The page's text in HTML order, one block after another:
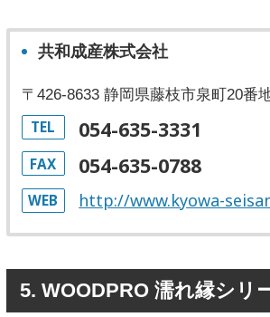
共和成産株式会社
〒426-8633 静岡県藤枝市泉町20番
TEL 054-635-3331
FAX 054-635-0788
WEB http://www.kyowa-
5. WOODPRO 濡れ縁シリ